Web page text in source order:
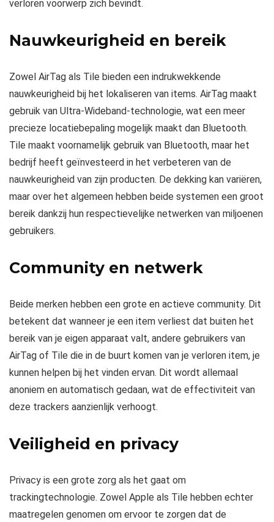
verloren voorwerp zich bevindt.
Nauwkeurigheid en bereik
Zowel AirTag als Tile bieden een indrukwekkende
nauwkeurigheid bij het lokaliseren van items. AirTag maakt
gebruik van Ultra-Wideband-technologie, wat een meer
precieze locatiebepaling mogelijk maakt dan Bluetooth.
Tile maakt voornamelijk gebruik van Bluetooth, maar het
bedrijf heeft geïnvesteerd in het verbeteren van de
nauwkeurigheid van zijn producten. De dekking kan variëren,
maar over het algemeen hebben beide systemen een groot
bereik dankzij hun respectievelijke netwerken van miljoenen
gebruikers.
Community en netwerk
Beide merken hebben een grote en actieve community. Dit
betekent dat wanneer je een item verliest dat buiten het
bereik van je eigen apparaat valt, andere gebruikers van
AirTag of Tile die in de buurt komen van je verloren item, je
kunnen helpen bij het vinden ervan. Dit wordt allemaal
anoniem en automatisch gedaan, wat de effectiviteit van
deze trackers aanzienlijk verhoogt.
Veiligheid en privacy
Privacy is een grote zorg als het gaat om
trackingtechnologie. Zowel Apple als Tile hebben echter
maatregelen genomen om ervoor te zorgen dat de